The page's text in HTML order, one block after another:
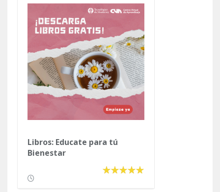
Libros: Educate para tú
Bienestar